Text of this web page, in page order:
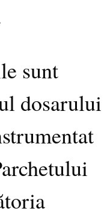
sunt
dosarului